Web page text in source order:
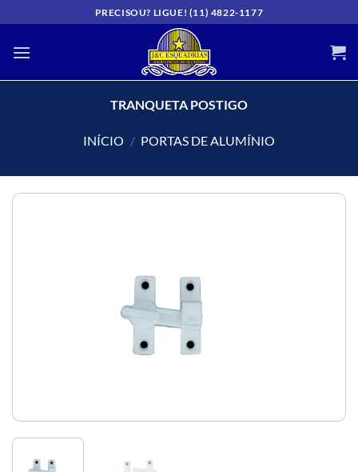
to
content
PRECISOU? LIGUE! (11) 4822-1177
TRANQUETA POSTIGO
INÍCIO / PORTAS DE ALUMÍNIO